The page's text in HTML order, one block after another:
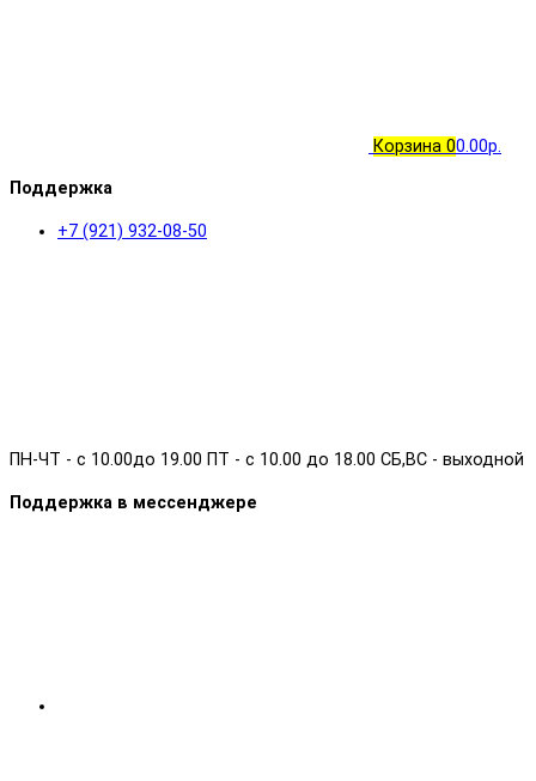
Корзина 00.00р.
Поддержка
+7 (921) 932-08-50
ПН-ЧТ - с 10.00до 19.00 ПТ - с 10.00 до 18.00 СБ,ВС - выходной
Поддержка в мессенджере